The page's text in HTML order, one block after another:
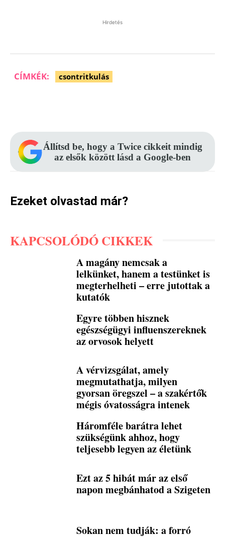
Hirdetés
CÍMKÉK: csontritkulás
Állítsd be, hogy a Twice cikkeit mindig
az elsők között lásd a Google-ben
Ezeket olvastad már?
KAPCSOLÓDÓ CIKKEK
A magány nemcsak a
lelkünket, hanem a testünket is
megterhelheti – erre jutottak a
kutatók
Egyre többen hisznek
egészségügyi influenszereknek
az orvosok helyett
A vérvizsgálat, amely
megmutathatja, milyen
gyorsan öregszel – a szakértők
mégis óvatosságra intenek
Háromféle barátra lehet
szükségünk ahhoz, hogy
teljesebb legyen az életünk
Ezt az 5 hibát már az első
napon megbánhatod a Szigeten
Sokan nem tudják: a forró